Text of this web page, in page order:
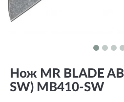
Нож MR BLADE
SW) MB410-SW